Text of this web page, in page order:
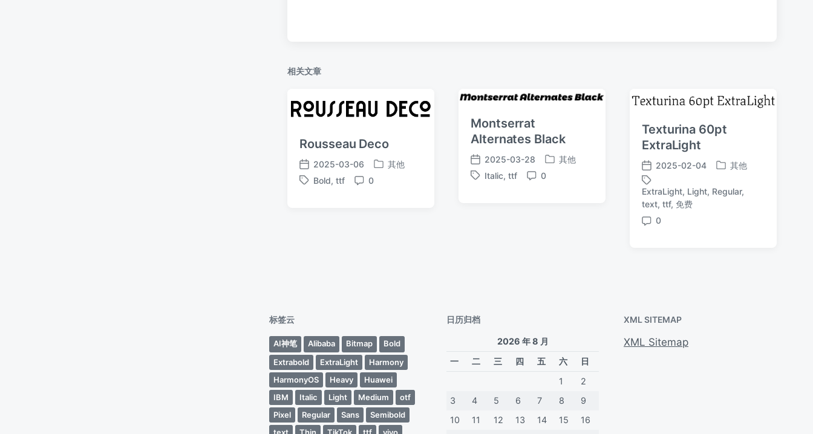
相关文章
Rousseau Deco
发
布
2025-03-06
发
布
其他
标
Bold,ttf
评
0
Montserrat
Alternates Black
发
布
2025-03-28
发
布
其他
标
Italic,ttf
评
0
Texturina 60pt
ExtraLight
发
布
日
期
2025-02-04
发
于
其他
ExtraLight, Light, Regular,
text,ttf, 免费
评
0
标签云
AI神笔 Alibaba Bitmap
Bold
Extrabold
ExtraLight
Harmony
HarmonyOS
Heavy
Huawei
IBM
Italic Light Medium
otf
Pixel
Regular Sans
Semibold
日历归档
2026 年 8 月
一
二 三 四 五 六
日
1
2
3
4 5 6 7 8
9
10
11 12 13 14 15 16
XML SITEMAP
XML Sitemap